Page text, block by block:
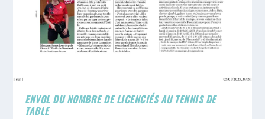
ENVOL DU NOMBRE DE LICENCIÉS AU TENNIS DE
TABLE